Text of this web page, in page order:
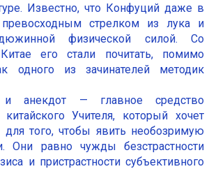
Известно, что Конфуций даже в
стрелком из лука и
физической силой. Со
его стали почитать, помимо
одного из зачинателей методик
анекдот — главное средство
китайского Учителя, который хочет
для того, чтобы явить необозримую
Они равно чужды безстрастности
и пристрастности субъективного